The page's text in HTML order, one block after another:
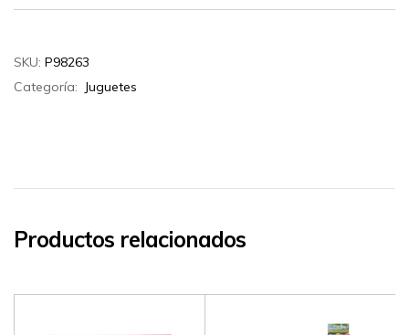
SKU: P98263
Categoría: Juguetes
Productos relacionados